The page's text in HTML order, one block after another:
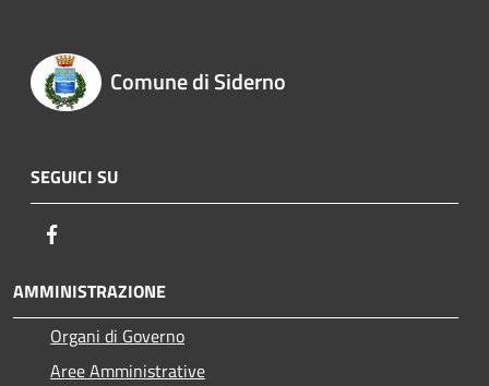
Comune di Siderno
SEGUICI SU
AMMINISTRAZIONE
Organi di Governo
Aree Amministrative